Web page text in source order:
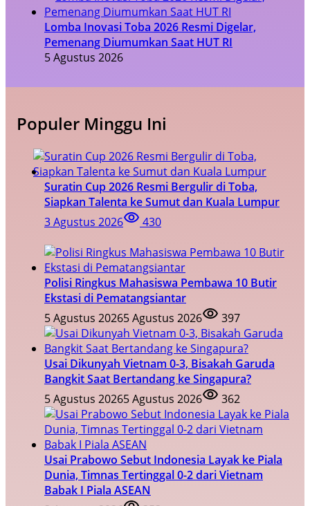
Lomba Inovasi Toba 2026 Resmi Digelar,
Pemenang Diumumkan Saat HUT RI
5 Agustus 2026
Populer Minggu Ini
Suratin Cup 2026 Resmi Bergulir di Toba,
Siapkan Talenta ke Sumut dan Kuala Lumpur
3 Agustus 2026
430
Polisi Ringkus Mahasiswa Pembawa 10 Butir
Ekstasi di Pematangsiantar
5 Agustus 20265 Agustus 2026 397
Usai Dikunyah Vietnam 0-3, Bisakah Garuda
Bangkit Saat Bertandang ke Singapura?
5 Agustus 20265 Agustus 2026 362
Usai Prabowo Sebut Indonesia Layak ke Piala
Dunia, Timnas Tertinggal 0-2 dari Vietnam
Babak I Piala ASEAN